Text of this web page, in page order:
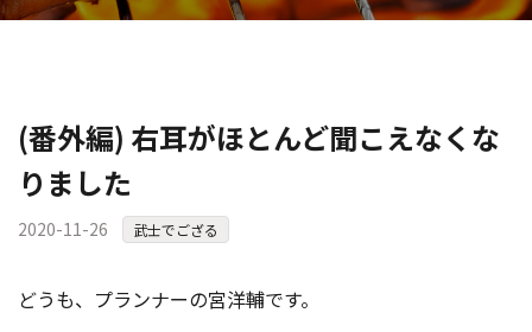
資料ダウンロード
コンテストを主催される方へ
公募運営SaaS 「Kouboプランナー」
コンテスト成功の法則
(番外編) 右耳がほとんど聞こえなくな
りました
2020-11-26 武士でござる
どうも、プランナーの宮洋輔です。